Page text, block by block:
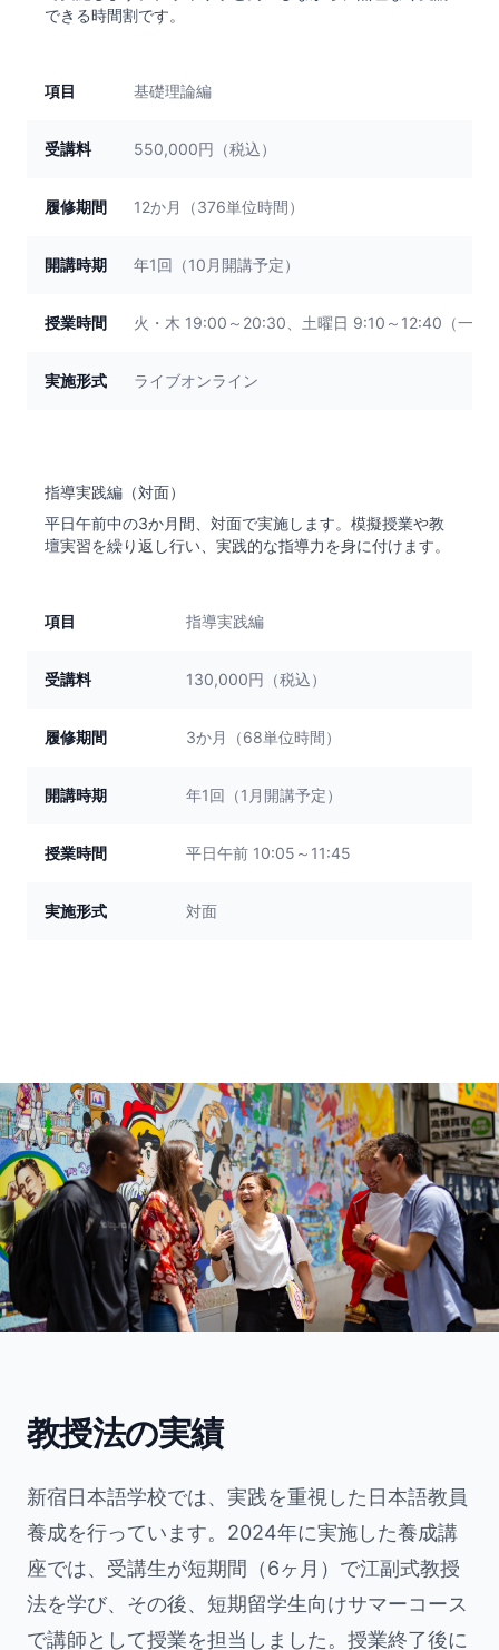
できる時間割です。
項目 基礎理論編
受講料 550,000円（税込）
履修期間 12か月（376単位時間）
開講時期 年1回（10月開講予定）
授業時間 火・木 19:00～20:30、土曜日 9:10～12:40（一部
実施形式 ライブオンライン
指導実践編（対面）
平日午前中の3か月間、対面で実施します。模擬授業や教
壇実習を繰り返し行い、実践的な指導力を身に付けます。
項目 指導実践編
受講料 130,000円（税込）
履修期間 3か月（68単位時間）
開講時期 年1回（1月開講予定）
授業時間 平日午前 10:05～11:45
実施形式 対面
教授法の実績
新宿日本語学校では、実践を重視した日本語教員
養成を行っています。2024年に実施した養成講
座では、受講生が短期間（6ヶ月）で江副式教授
法を学び、その後、短期留学生向けサマーコース
で講師として授業を担当しました。授業終了後に